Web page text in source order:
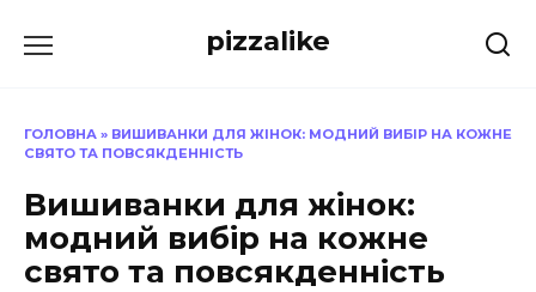
до
pizzalike
ГОЛОВНА » ВИШИВАНКИ ДЛЯ ЖІНОК: МОДНИЙ ВИБІР НА КОЖНЕ
СВЯТО ТА ПОВСЯКДЕННІСТЬ
Вишиванки для жінок:
модний вибір на кожне
свято та повсякденність